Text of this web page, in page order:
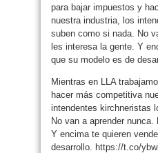
para bajar impuestos y
nuestra industria, los
suben como si nada. No
les interesa la gente. Y
que su modelo es de
Mientras en LLA
hacer más competitiva
intendentes kirchneristas
No van a aprender
Y encima te quieren
desarrollo. https://t.co/